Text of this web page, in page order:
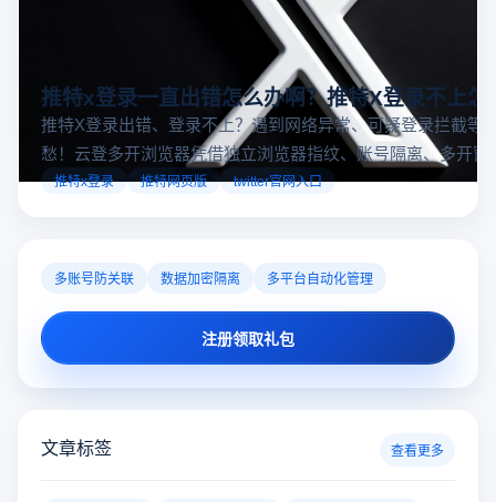
推特x登录一直出错怎么办啊？推特X登录不上怎
推特X登录出错、登录不上？遇到网络异常、可疑登录拦截等
愁！云登多开浏览器凭借独立浏览器指纹、账号隔离、多开窗
对性解决登录难题，让推特X登录更稳定安全～
推特x登录 推特网页版 twitter官网入口
多账号防关联 数据加密隔离 多平台自动化管理
注册领取礼包
文章标签 查看更多